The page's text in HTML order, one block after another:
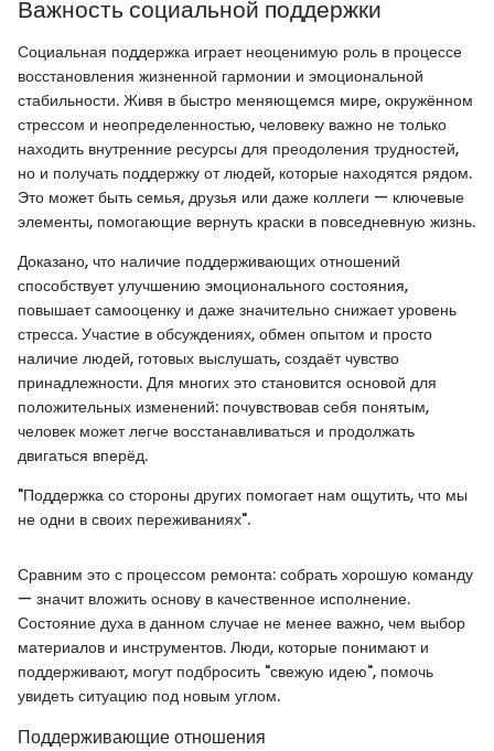
Важность социальной поддержки
Социальная поддержка играет неоценимую роль в процессе
восстановления жизненной гармонии и эмоциональной
стабильности. Живя в быстро меняющемся мире, окружённом
стрессом и неопределенностью, человеку важно не только
находить внутренние ресурсы для преодоления трудностей,
но и получать поддержку от людей, которые находятся рядом.
Это может быть семья, друзья или даже коллеги — ключевые
элементы, помогающие вернуть краски в повседневную жизнь.
Доказано, что наличие поддерживающих отношений
способствует улучшению эмоционального состояния,
повышает самооценку и даже значительно снижает уровень
стресса. Участие в обсуждениях, обмен опытом и просто
наличие людей, готовых выслушать, создаёт чувство
принадлежности. Для многих это становится основой для
положительных изменений: почувствовав себя понятым,
человек может легче восстанавливаться и продолжать
двигаться вперёд.
"Поддержка со стороны других помогает нам ощутить, что мы
не одни в своих переживаниях".
Сравним это с процессом ремонта: собрать хорошую команду
— значит вложить основу в качественное исполнение.
Состояние духа в данном случае не менее важно, чем выбор
материалов и инструментов. Люди, которые понимают и
поддерживают, могут подбросить "свежую идею", помочь
увидеть ситуацию под новым углом.
Поддерживающие отношения